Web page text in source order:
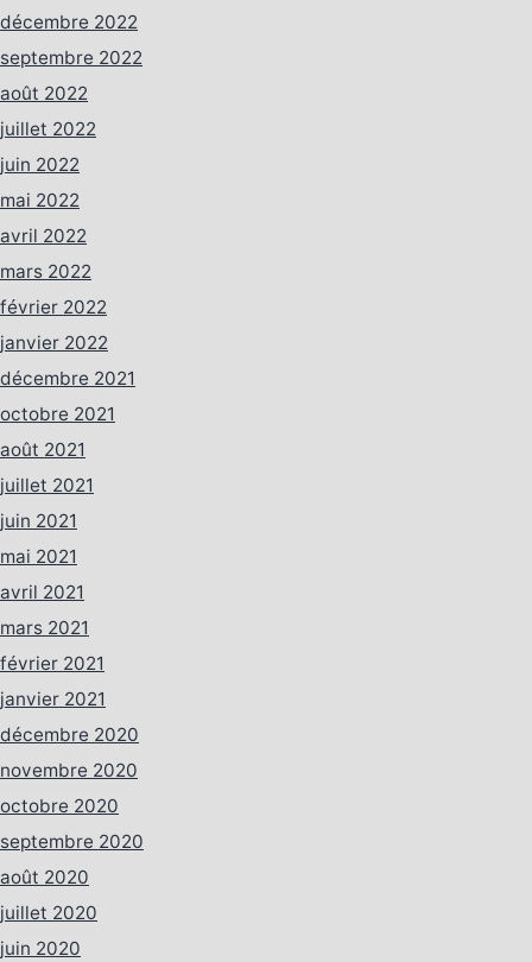
décembre 2022
septembre 2022
août 2022
juillet 2022
juin 2022
mai 2022
avril 2022
mars 2022
février 2022
janvier 2022
décembre 2021
octobre 2021
août 2021
juillet 2021
juin 2021
mai 2021
avril 2021
mars 2021
février 2021
janvier 2021
décembre 2020
novembre 2020
octobre 2020
septembre 2020
août 2020
juillet 2020
juin 2020